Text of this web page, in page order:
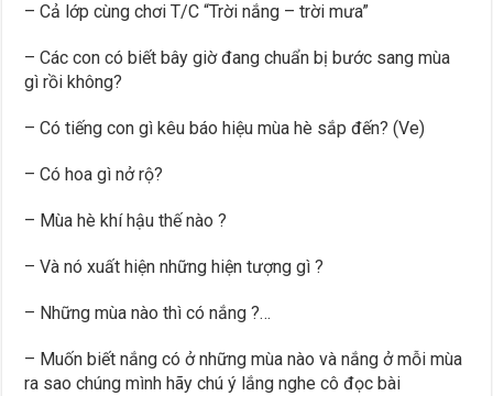
– Cả lớp cùng chơi T/C “Trời nắng – trời mưa”
– Các con có biết bây giờ đang chuẩn bị bước sang mùa
gì rồi không?
– Có tiếng con gì kêu báo hiệu mùa hè sắp đến? (Ve)
– Có hoa gì nở rộ?
– Mùa hè khí hậu thế nào ?
– Và nó xuất hiện những hiện tượng gì ?
– Những mùa nào thì có nắng ?…
– Muốn biết nắng có ở những mùa nào và nắng ở mỗi mùa
ra sao chúng mình hãy chú ý lắng nghe cô đọc bài